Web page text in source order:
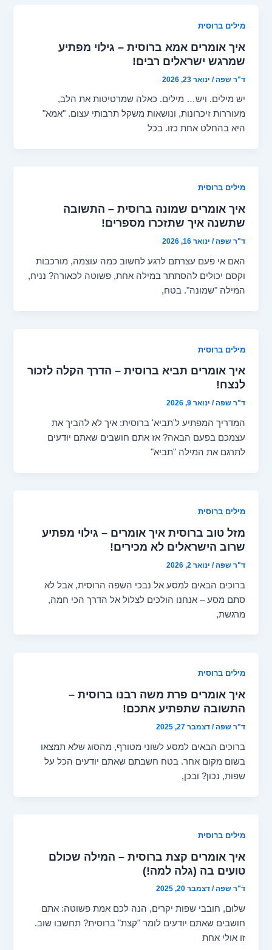
מילים ברוסית
איך אומרים אמא ברוסית – גילוי מפתיע
שמרגש ישראלים רבים!
ד"ר שפה/ ינואר 23, 2026
יש מילים. ויש… מילים. כאלה שמרטיטות את הלב,
מעוררות זיכרונות, ונושאות משקל תרבותי עצום. "אמא"
היא בהחלט אחת כזו. בכל
מילים ברוסית
איך אומרים שמונה ברוסית – התשובה
שתשנה איך שתזכרו מספרים!
ד"ר שפה/ ינואר 16, 2026
האם אי פעם עצרתם לרגע לחשוב כמה עוצמה, מורכבות
וקסם יכולים להסתתר במילה אחת, פשוטה לכאורה? נניח,
המילה "שמונה". בטח,
מילים ברוסית
איך אומרים תביא ברוסית – הדרך הקלה לזכור
לנצח!
ד"ר שפה/ ינואר 9, 2026
המדריך המפתיע ל'תביא' ברוסית: איך לא להביך את
עצמכם בפעם הבאה? אז אתם חושבים שאתם יודעים
לתרגם את המילה "תביא"
מילים ברוסית
מזל טוב ברוסית איך אומרים – גילוי מפתיע
שרוב הישראלים לא מכירים!
ד"ר שפה/ ינואר 2, 2026
ברוכים הבאים למסע אל נבכי השפה הרוסית, אבל לא
סתם מסע – אנחנו הולכים לצלול אל הדרך הכי חמה,
מרגשת,
מילים ברוסית
איך אומרים פרת משה רבנו ברוסית –
התשובה שתפתיע אתכם!
ד"ר שפה/דצמבר 27, 2025
ברוכים הבאים למסע לשוני מטורף, מהסוג שלא תמצאו
בשום מקום אחר. בטח חשבתם שאתם יודעים הכל על
שפות, נכון? ובכן,
מילים ברוסית
איך אומרים קצת ברוסית – המילה שכולם
טועים בה (גלה למה!)
ד"ר שפה/דצמבר 20, 2025
שלום, חובבי שפות יקרים, הנה לכם אמת פשוטה: אתם
חושבים שאתם יודעים לומר "קצת" ברוסית? תחשבו שוב.
זו אולי אחת